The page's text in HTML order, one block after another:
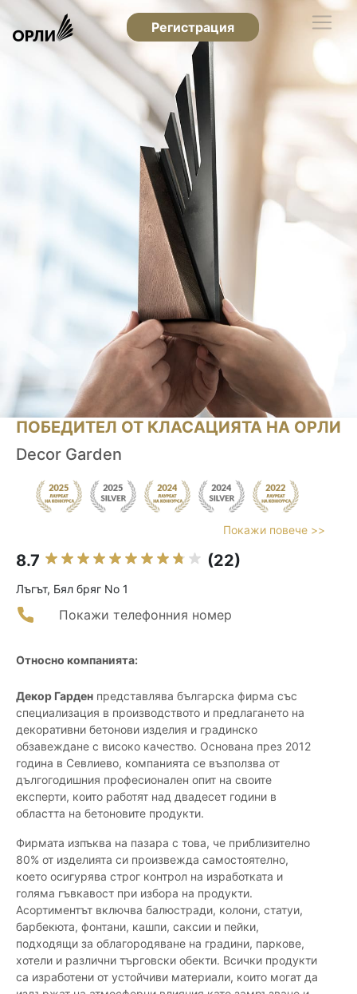
Регистрация
ПОБЕДИТЕЛ ОТ КЛАСАЦИЯТА НА ОРЛИ
Decor Garden
Покажи повече >>
8.7 (22)
Лъгът, Бял бряг No 1
Покажи телефонния номер
Относно компанията:
Декор Гарден представлява българска фирма със
специализация в производството и предлагането на
декоративни бетонови изделия и градинско
обзавеждане с високо качество. Основана през 2012
година в Севлиево, компанията се възползва от
дългогодишния професионален опит на своите
експерти, които работят над двадесет години в
областта на бетоновите продукти.
Фирмата изпъква на пазара с това, че приблизително
80% от изделията си произвежда самостоятелно,
което осигурява строг контрол на изработката и
голяма гъвкавост при избора на продукти.
Асортиментът включва балюстради, колони, статуи,
барбекюта, фонтани, кашпи, саксии и пейки,
подходящи за облагородяване на градини, паркове,
хотели и различни търговски обекти. Всички продукти
са изработени от устойчиви материали, които могат да